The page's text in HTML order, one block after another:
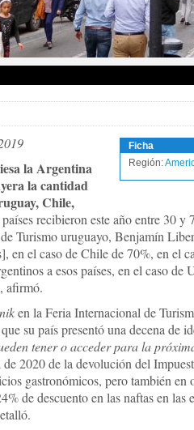
Ficha
Región:
la Argentina
la cantidad
Chile,
recibieron este año entre 30 y
Turismo uruguayo, Benjamín
en el caso de Chile de 70%, en el
a esos países, en el caso de
afirmó.
en la Feria Internacional de
su país presentó una decena de
tener o acceder para la
2020 de la devolución del
gastronómicos, pero también en
de descuento en las naftas en las